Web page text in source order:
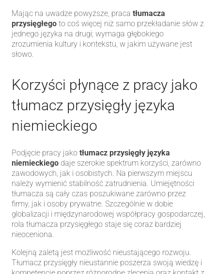
Mając na uwadze powyższe, praca tłumacza
przysięgłego to coś więcej niż samo przekładanie słów z
jednego języka na drugi; wymaga głębokiego
zrozumienia kultury i kontekstu, w jakim używane jest
słowo.
Korzyści płynące z pracy jako
tłumacz przysięgły języka
niemieckiego
Podjęcie pracy jako tłumacz przysięgły języka
niemieckiego daje szerokie spektrum korzyści, zarówno
zawodowych, jak i osobistych. Na pierwszym miejscu
należy wymienić stabilność zatrudnienia. Umiejętności
tłumacza są cały czas poszukiwane zarówno przez
firmy, jak i osoby prywatne. Szczególnie w dobie
globalizacji i międzynarodowej współpracy gospodarczej,
rola tłumacza przysięgłego staje się coraz bardziej
nieoceniona.
Kolejną zaletą jest możliwość nieustającego rozwoju.
Tłumacz przysięgły nieustannie poszerza swoją wiedzę i